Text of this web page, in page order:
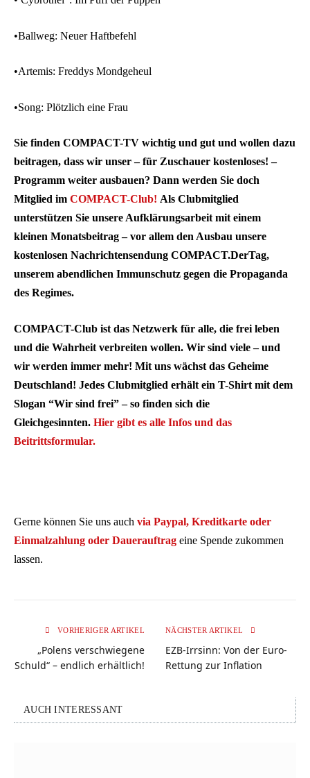
•Ballweg: Neuer Haftbefehl
•Artemis: Freddys Mondgeheul
•Song: Plötzlich eine Frau
Sie finden COMPACT-TV wichtig und gut und wollen dazu
beitragen, dass wir unser – für Zuschauer kostenloses! –
Programm weiter ausbauen? Dann werden Sie doch
Mitglied im COMPACT-Club! Als Clubmitglied
unterstützen Sie unsere Aufklärungsarbeit mit einem
kleinen Monatsbeitrag – vor allem den Ausbau unsere
kostenlosen Nachrichtensendung COMPACT.DerTag,
unserem abendlichen Immunschutz gegen die Propaganda
des Regimes.
COMPACT-Club ist das Netzwerk für alle, die frei leben
und die Wahrheit verbreiten wollen. Wir sind viele – und
wir werden immer mehr! Mit uns wächst das Geheime
Deutschland! Jedes Clubmitglied erhält ein T-Shirt mit dem
Slogan “Wir sind frei” – so finden sich die
Gleichgesinnten. Hier gibt es alle Infos und das
Beitrittsformular.
Gerne können Sie uns auch via Paypal, Kreditkarte oder
Einmalzahlung oder Dauerauftrag eine Spende zukommen
lassen.
VORHERIGER ARTIKEL
„Polens verschwiegene
Schuld“ – endlich erhältlich!
NÄCHSTER ARTIKEL
EZB-Irrsinn: Von der Euro-
Rettung zur Inflation
AUCH INTERESSANT